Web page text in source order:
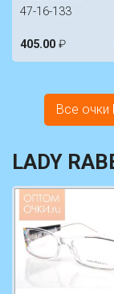
47-16-133
405.00 ₽
Все очки
LADY